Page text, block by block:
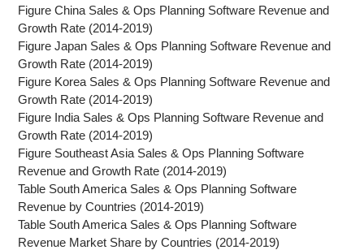
Figure China Sales & Ops Planning Software Revenue and
Growth Rate (2014-2019)
Figure Japan Sales & Ops Planning Software Revenue and
Growth Rate (2014-2019)
Figure Korea Sales & Ops Planning Software Revenue and
Growth Rate (2014-2019)
Figure India Sales & Ops Planning Software Revenue and
Growth Rate (2014-2019)
Figure Southeast Asia Sales & Ops Planning Software
Revenue and Growth Rate (2014-2019)
Table South America Sales & Ops Planning Software
Revenue by Countries (2014-2019)
Table South America Sales & Ops Planning Software
Revenue Market Share by Countries (2014-2019)